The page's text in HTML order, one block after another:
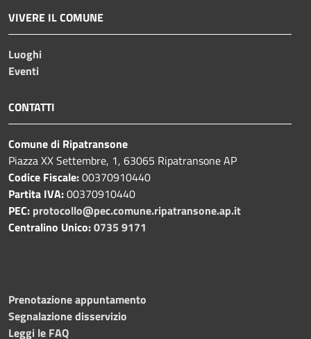
VIVERE IL COMUNE
Luoghi
Eventi
CONTATTI
Comune di Ripatransone
Piazza XX Settembre, 1, 63065 Ripatransone AP
Codice Fiscale:00370910440
Partita IVA:00370910440
PEC: protocollo@pec.comune.ripatransone.ap.it
Centralino Unico:0735 9171
Prenotazione appuntamento
Segnalazione disservizio
Leggi le FAQ